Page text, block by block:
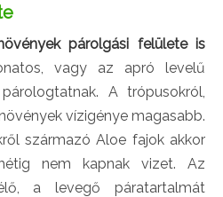
párolgási felülete is
vagy az apró levelű
A trópusokról,
vízigénye magasabb.
származó Aloe fajok akkor
nem kapnak vizet. Az
a levegő páratartalmát